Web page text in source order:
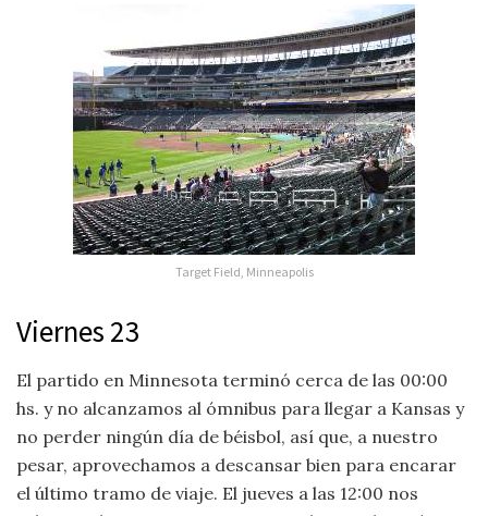
Target Field, Minneapolis
Viernes 23
El partido en Minnesota terminó cerca de las 00:00
hs. y no alcanzamos al ómnibus para llegar a Kansas y
no perder ningún día de béisbol, así que, a nuestro
pesar, aprovechamos a descansar bien para encarar
el último tramo de viaje. El jueves a las 12:00 nos